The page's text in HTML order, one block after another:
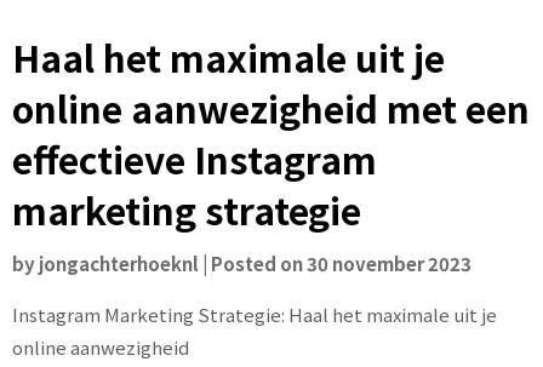
Haal het maximale uit je
online aanwezigheid met een
effectieve Instagram
marketing strategie
byjongachterhoeknl Posted on30 november 2023
Instagram Marketing Strategie: Haal het maximale uit je
online aanwezigheid